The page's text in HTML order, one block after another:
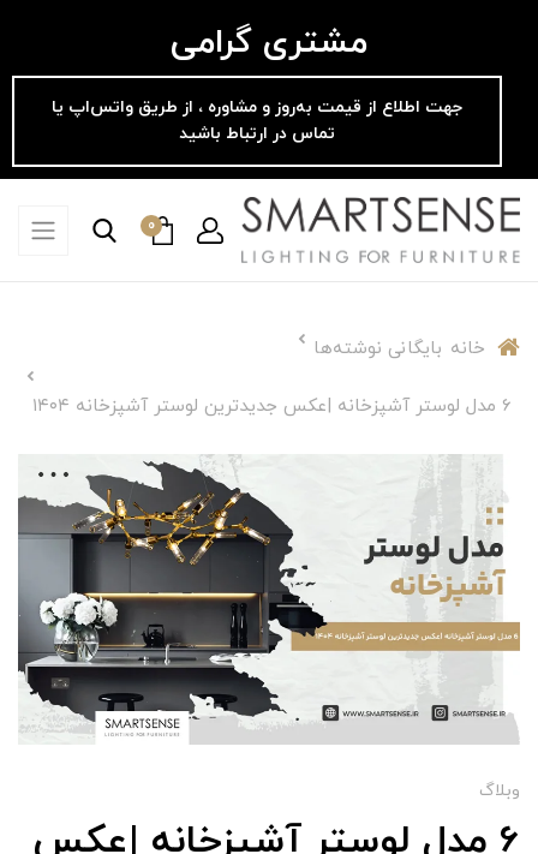
مشتری گرامی
جهت اطلاع از قیمت به‌روز و مشاوره ، از طریق واتس‌اپ یا
تماس در ارتباط باشید
0
خانه بایگانی نوشته‌ها
6 مدل لوستر آشپزخانه |عکس جدیدترین لوستر آشپزخانه ۱۴۰۴
وبلاگ
6 مدل لوستر آشپزخانه |عکس